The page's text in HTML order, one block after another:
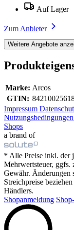
Auf Lager
Zum Anbieter
Weitere Angebote
Marke: Arcos
GTIN:
Impressum
Nutzungsbedingungen
Shops
a brand of
* Alle Preise inkl. der
Mehrwertsteuer, ggfs.
Gewähr. Änderungen
Streichpreise
Händlers.
Shopanmeldung